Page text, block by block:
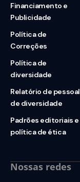
Financiamento e
Publicidade
Política de
Correções
Política de
diversidade
Relatório de pessoal
de diversidade
Padrões editoriais e
política de ética
Nossas redes